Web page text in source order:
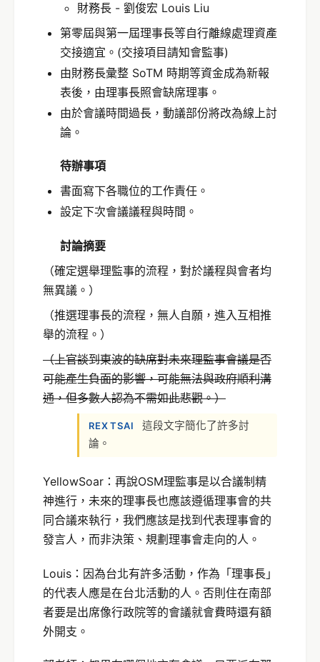
財務長 - 劉俊宏 Louis Liu
第零屆與第一屆理事長等自行離線處理資產
交接適宜。(交接項目請知會監事)
由財務長彙整 SoTM 時期等資金成為新報
表後，由理事長照會缺席理事。
由於會議時間過長，動議部份將改為線上討
論。
待辦事項
書面寫下各職位的工作責任。
設定下次會議議程與時間。
討論摘要
（確定選舉理監事的流程，對於議程與會者均
無異議。）
（推選理事長的流程，無人自願，進入互相推
舉的流程。）
（上官談到東波的缺席對未來理監事會議是否
可能產生負面的影響，可能無法與政府順利溝
通，但多數人認為不需如此悲觀。）
REX TSAI
這段文字簡化了許多討
論。
YellowSoar：再說OSM理監事是以合議制精
神進行，未來的理事長也應該遵循理事會的共
同合議來執行，我們應該是找到代表理事會的
發言人，而非決策、規劃理事會走向的人。
Louis：因為台北有許多活動，作為「理事長」
的代表人應是在台北活動的人。否則住在南部
者要是出席像行政院等的會議就會費時還有額
外開支。